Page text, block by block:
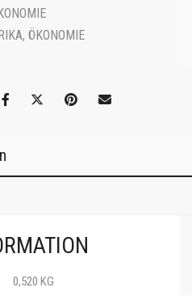
, ÖKONOMIE
0,520 KG